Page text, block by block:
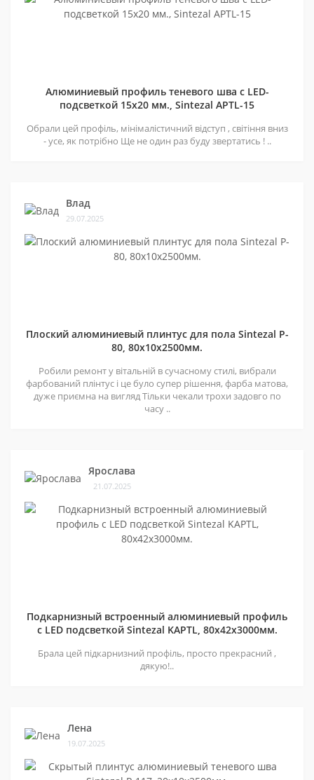
Алюминиевый профиль теневого шва c LED-
подсветкой 15х20 мм., Sintezal APTL-15
Обрали цей профіль, мінімалістичний відступ , світіння вниз
- усе, як потрібно Ще не один раз буду звертатись ! ..
Влад
29.07.2025
Плоский алюминиевый плинтус для пола Sintezal P-
80, 80х10х2500мм.
Робили ремонт у вітальній в сучасному стилі, вибрали
фарбований плінтус і це було супер рішення, фарба матова,
дуже приємна на вигляд Тільки чекали трохи задовго по
часу ..
Ярослава
21.07.2025
Подкарнизный встроенный алюминиевый профиль
с LED подсветкой Sintezal KAPTL, 80х42x3000мм.
Брала цей підкарнизний профіль, просто прекрасний ,
дякую!..
Лена
19.07.2025